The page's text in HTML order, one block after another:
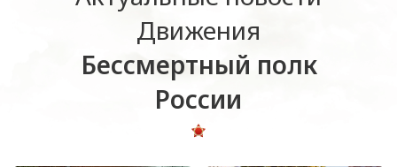
Движения
Бессмертный полк
России